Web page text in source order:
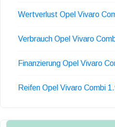
Wertverlust Opel Vivaro
Verbrauch Opel Vivaro
Finanzierung Opel Vivaro
Reifen Opel Vivaro Combi